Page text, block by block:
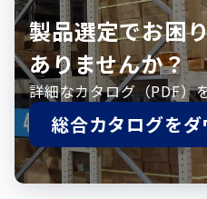
製品選定でお困
ありませんか？
詳細なカタログ（PDF）
総合カタログを